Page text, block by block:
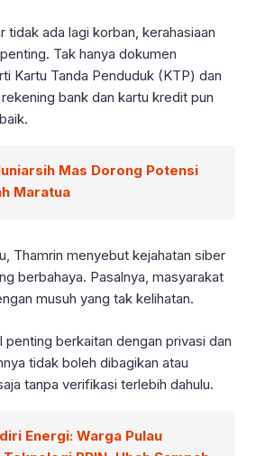
tidak ada lagi korban, kerahasiaan
Tak hanya dokumen
Kartu Tanda Penduduk (KTP) dan
bank dan kartu kredit pun
Mas Dorong Potensi
Maratua
Thamrin menyebut kejahatan siber
berbahaya. Pasalnya, masyarakat
musuh yang tak kelihatan.
penting berkaitan dengan privasi dan
tidak boleh dibagikan atau
tanpa verifikasi terlebih dahulu.
Energi: Warga Pulau